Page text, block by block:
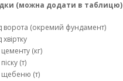
(можна додати в таблицю)
ворота (окремий фундамент)
хвіртку
цементу (кг)
(т)
щебеню (т)